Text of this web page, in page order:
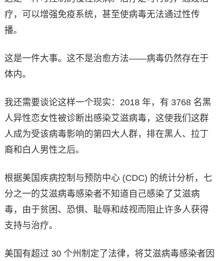
疗，可以增强免疫系统，甚至使病毒无法通过性传
播。
这是一件大事。这不是治愈方法——病毒仍然存在于
体内。
我还需要谈论这样一个现实：2018 年，有 3768 名黑
人异性恋女性被诊断出感染艾滋病毒，这使我们这群
人成为受该病毒影响的第四大人群，排在黑人、拉丁
裔和白人男性之后。
根据美国疾病控制与预防中心 (CDC) 的统计分析，七
分之一的艾滋病毒感染者不知道自己感染了艾滋病
毒，由于贫困、恐惧、耻辱和歧视而阻止许多人获得
支持与治疗。
美国有超过 30 个州制定了法律，将艾滋病毒感染者因